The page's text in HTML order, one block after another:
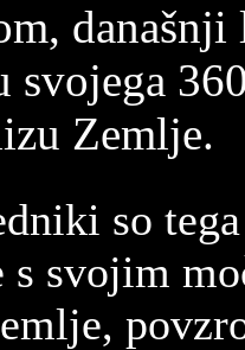
svojega
Zemlje.
so
s svojim